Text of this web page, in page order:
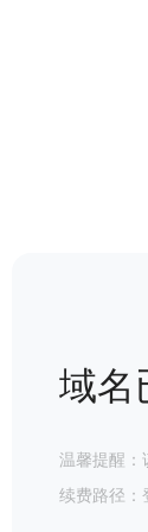
域名
温馨提醒：
续费路径：